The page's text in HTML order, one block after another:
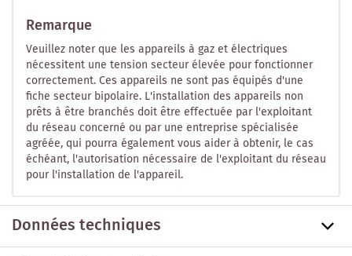
Remarque
Veuillez noter que les appareils à gaz et électriques
nécessitent une tension secteur élevée pour fonctionner
correctement. Ces appareils ne sont pas équipés d'une
fiche secteur bipolaire. L'installation des appareils non
prêts à être branchés doit être effectuée par l'exploitant
du réseau concerné ou par une entreprise spécialisée
agréée, qui pourra également vous aider à obtenir, le cas
échéant, l'autorisation nécessaire de l'exploitant du réseau
pour l'installation de l'appareil.
Données techniques